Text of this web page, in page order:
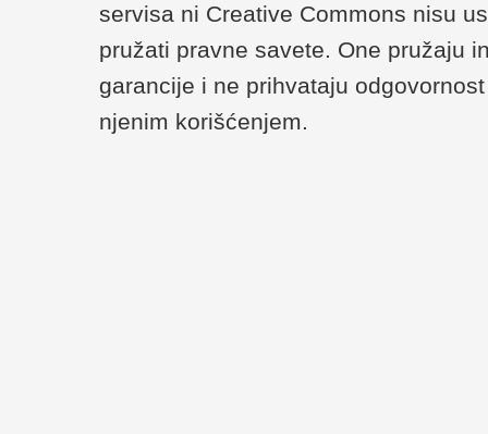
servisa ni Creative Commons nisu
pružati pravne savete. One pružaju
garancije i ne prihvataju
njenim korišćenjem.